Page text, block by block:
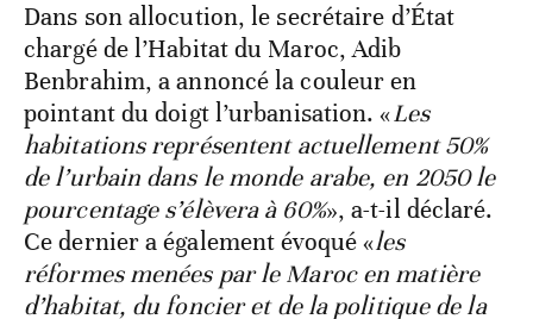
Dans son allocution, le secrétaire d’État
chargé de l’Habitat du Maroc, Adib
Benbrahim, a annoncé la couleur en
pointant du doigt l’urbanisation. «Les
habitations représentent actuellement 50%
de l’urbain dans le monde arabe, en 2050 le
pourcentage s’élèvera à 60%», a-t-il déclaré.
Ce dernier a également évoqué «les
réformes menées par le Maroc en matière
d’habitat, du foncier et de la politique de la